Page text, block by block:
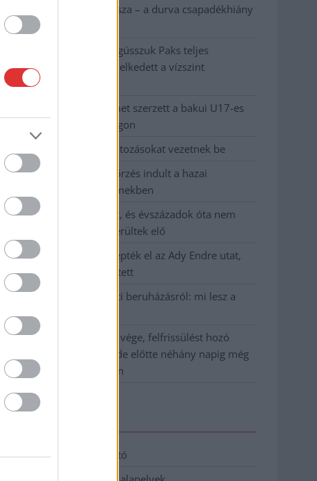
Ilyen, amikor „fél” a Tisza – a durva csapadékhiány
nagyon meglátszik
Lehet, hogy mégis megússzuk Paks teljes
leállítását, némileg emelkedett a vízszint
(VIDEÓVAL)
Tugyi Zétény ezüstérmet szerzett a bakui U17-es
birkózó-világbajnokságon
Jászberényben is korlátozásokat vezetnek be
Átfogó országos ellenőrzés indult a hazai
akkumulátoripari üzemekben
A Tisza visszahúzódott, és évszázadok óta nem
látott maradványok kerültek elő
Mentők és rendőrök lepték el az Ady Endre utat,
egy kerékpáros is érintett
Parázs vita a Fiumei úti beruházásról: mi lesz a
Végre látszik az alagút vége, felfrissülést hozó
hidegfront közeledik, de előtte néhány napig még
pokoli rekordhőség jön
Elérhetőség
Adatkezelési tájékoztató